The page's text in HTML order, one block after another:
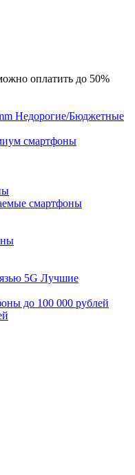
оплатить до 50%
Недорогие/Бюджетные
смартфоны
смартфоны
5G Лучшие
до 100 000 рублей